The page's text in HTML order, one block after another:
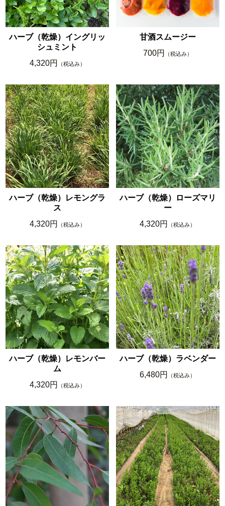
ハーブ（乾燥）イングリッ
シュミント
4,320円
（税込み）
甘酒スムージー
700円
（税込み）
ハーブ（乾燥）レモングラ
ス
4,320円
（税込み）
ハーブ（乾燥）ローズマリ
ー
4,320円
（税込み）
ハーブ（乾燥）レモンバー
ム
4,320円
（税込み）
ハーブ（乾燥）ラベンダー
6,480円
（税込み）